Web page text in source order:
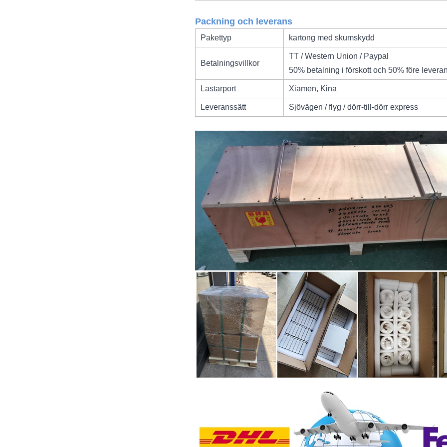
Packning och leverans
Pakettyp kartong med skumskydd
Betalningsvillkor
TT / Western Union / Paypal
50% betalning i förskott och 50% före
Lastarport Xiamen, Kina
Leveranssätt Sjövägen / flyg / dörr-till-dörr express